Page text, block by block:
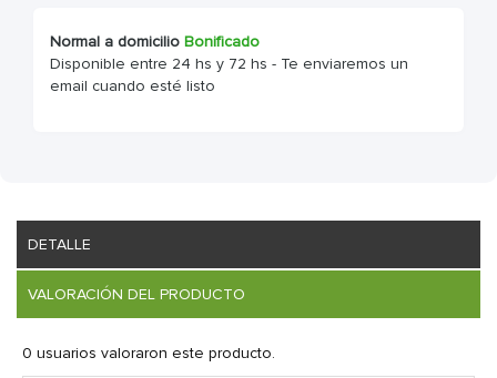
Normal a domicilio Bonificado
Disponible entre 24 hs y 72 hs - Te enviaremos un
email cuando esté listo
DETALLE
VALORACIÓN DEL PRODUCTO
0 usuarios valoraron este producto.